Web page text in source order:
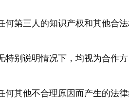
第三人的知识产权和其他合
别说明情况下，均视为合作
其他不合理原因而产生的法